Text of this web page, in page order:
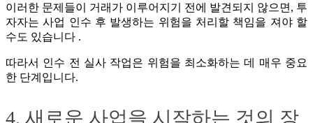
이러한 문제들이 거래가 이루어지기 전에 발견되지 않으면, 투
자자는 사업 인수 후 발생하는 위험을 처리할 책임을 져야 할
수도 있습니다 .
따라서 인수 전 실사 작업은 위험을 최소화하는 데 매우 중요
한 단계입니다.
4. 새로운 사업을 시작하는 것의 장